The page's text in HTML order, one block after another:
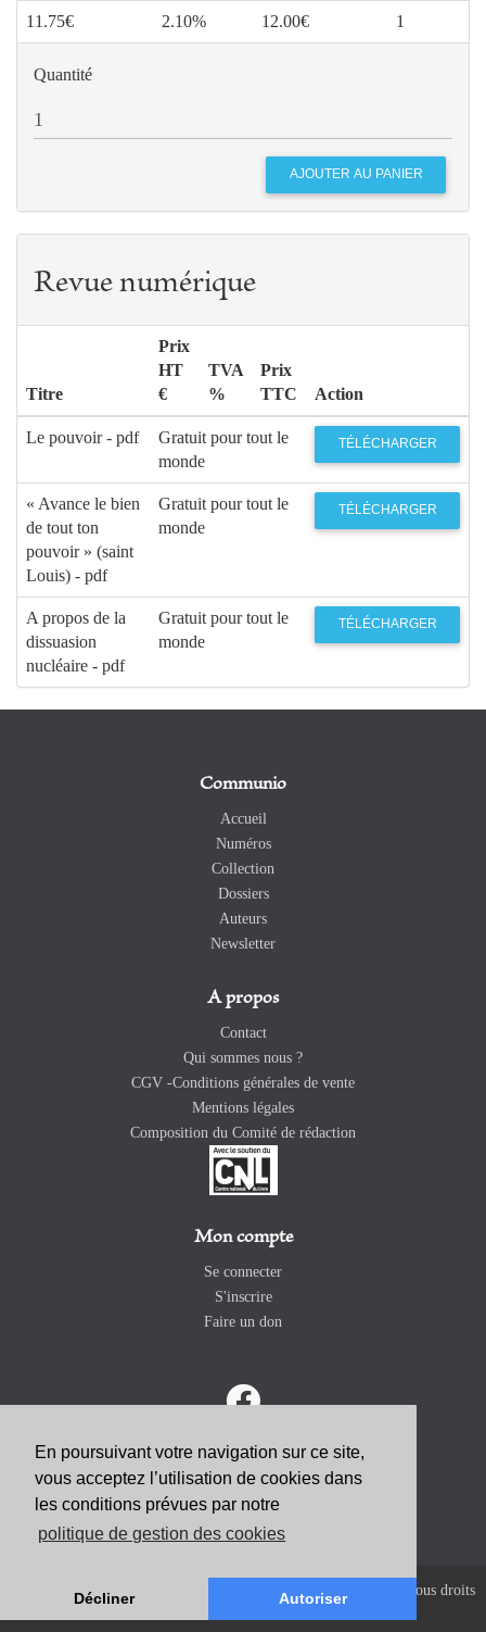
En poursuivant votre navigation sur ce site,
vous acceptez l’utilisation de cookies dans
les conditions prévues par notre
politique de gestion des cookies
Décliner Autoriser
11.75€ 2.10% 12.00€ 1
Quantité
Revue numérique
Titre
Prix
HT
€
TVA
%
Prix
TTC
Action
Le pouvoir - pdf
Gratuit pour tout le
monde
TÉLÉCHARGER
« Avance le bien
de tout ton
pouvoir » (saint
Louis) - pdf
Gratuit pour tout le
monde
TÉLÉCHARGER
A propos de la
dissuasion
nucléaire - pdf
Gratuit pour tout le
monde
TÉLÉCHARGER
Communio
Accueil
Numéros
Collection
Dossiers
Auteurs
Newsletter
A propos
Contact
Qui sommes nous ?
CGV -Conditions générales de vente
Mentions légales
Composition du Comité de rédaction
Mon compte
Se connecter
S'inscrire
Faire un don
ABONNEZ-VOUS
Copyright 2026 Revue Catholique Internationale COMMUNIO. Tous droits